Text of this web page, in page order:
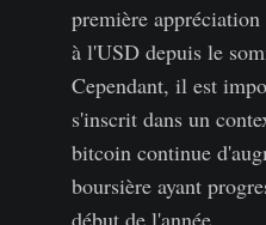
première
à l'USD depuis le
Cependant, il est
s'inscrit dans un
bitcoin continue
boursière ayant
début de l'année.